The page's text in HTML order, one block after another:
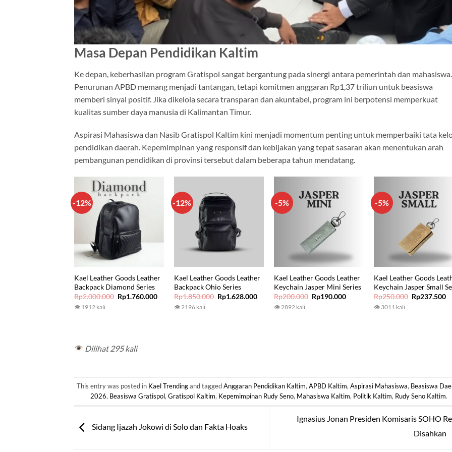
Masa Depan Pendidikan Kaltim
Ke depan, keberhasilan program Gratispol sangat bergantung pada sinergi antara pemerintah dan mahasiswa.
Penurunan APBD memang menjadi tantangan, tetapi komitmen anggaran Rp1,37 triliun untuk beasiswa
memberi sinyal positif. Jika dikelola secara transparan dan akuntabel, program ini berpotensi memperkuat
kualitas sumber daya manusia di Kalimantan Timur.
Aspirasi Mahasiswa dan Nasib Gratispol Kaltim kini menjadi momentum penting untuk memperbaiki tata
pendidikan daerah. Kepemimpinan yang responsif dan kebijakan yang tepat sasaran akan menentukan arah
pembangunan pendidikan di provinsi tersebut dalam beberapa tahun mendatang.
-12%
Kael Leather Goods Leather
Backpack Diamond Series
Rp2.000.000 Original
price
Rp1.760.000Current
👁 1912 kali
-12%
Kael Leather Goods Leather
Backpack Ohio Series
Rp1.850.000 Original
price
Rp1.628.000Current
👁 2196 kali
-5%
Kael Leather Goods Leather
Keychain Jasper Mini Series
Rp200.000 Original
price
Rp190.000Current
👁 2892 kali
-5%
Kael Leather Goods
Keychain Jasper Small
Rp250.000 Original
price
Rp237.500
👁 3011 kali
Dilihat 295 kali
This entry was posted in Kael Trendingand taggedAnggaran Pendidikan Kaltim,APBD Kaltim,Aspirasi Mahasiswa, Beasiswa
2026, Beasiswa Gratispol,Gratispol Kaltim, Kepemimpinan Rudy Seno, Mahasiswa Kaltim, Politik Kaltim, Rudy Seno Kaltim.
Sidang Ijazah Jokowi di Solo dan Fakta Hoaks
Ignasius Jonan Presiden Komisaris SOHO
Disahkan